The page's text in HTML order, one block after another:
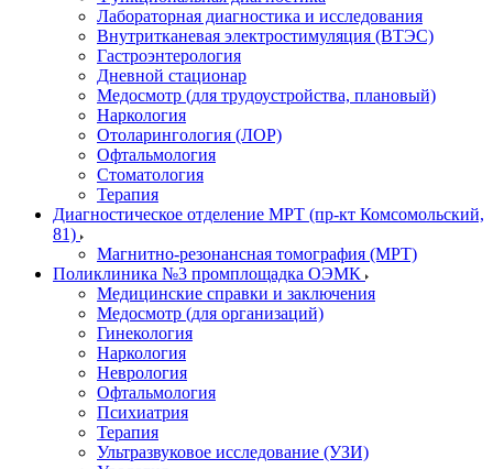
Лабораторная диагностика и исследования
Внутритканевая электростимуляция (ВТЭС)
Гастроэнтерология
Дневной стационар
Медосмотр (для трудоустройства, плановый)
Наркология
Отоларингология (ЛОР)
Офтальмология
Стоматология
Терапия
Диагностическое отделение МРТ (пр-кт Комсомольский,
81)
Магнитно-резонансная томография (МРТ)
Поликлиника №3 промплощадка ОЭМК
Медицинские справки и заключения
Медосмотр (для организаций)
Гинекология
Наркология
Неврология
Офтальмология
Психиатрия
Терапия
Ультразвуковое исследование (УЗИ)